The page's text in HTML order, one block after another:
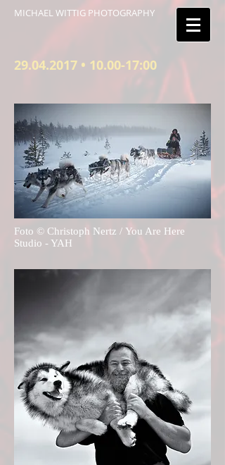
MICHAEL WITTIG PHOTOGRAPHY
29.04.2017 • 10.00-17:00
Foto © Christoph Nertz / You Are Here
Studio - YAH